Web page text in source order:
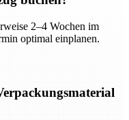
2–4 Wochen im
optimal einplanen.